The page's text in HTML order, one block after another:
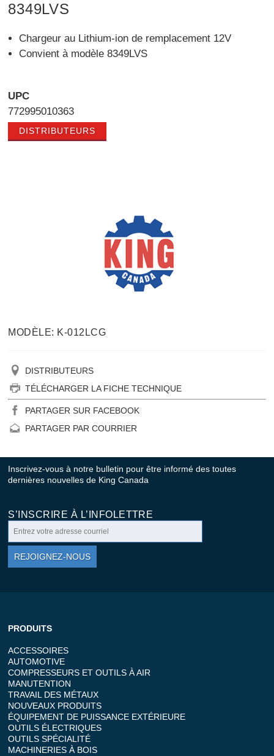
8349LVS
Chargeur au Lithium-ion de remplacement 12V
Convient à modèle 8349LVS
UPC
772995010363
DISTRIBUTEURS
MODÈLE: K-012LCG
DISTRIBUTEURS
TÉLÉCHARGER LA FICHE TECHNIQUE
PARTAGER SUR FACEBOOK
PARTAGER PAR COURRIER
Inscrivez-vous à notre bulletin pour être informé des toutes
dernières nouvelles de King Canada
S’INSCRIRE À L’INFOLETTRE
REJOIGNEZ-NOUS
PRODUITS
ACCESSOIRES
AUTOMOTIVE
COMPRESSEURS ET OUTILS À AIR
MANUTENTION
TRAVAIL DES MÉTAUX
NOUVEAUX PRODUITS
ÉQUIPEMENT DE PUISSANCE EXTÉRIEURE
OUTILS ÉLECTRIQUES
OUTILS SPÉCIALITÉ
MACHINERIES À BOIS